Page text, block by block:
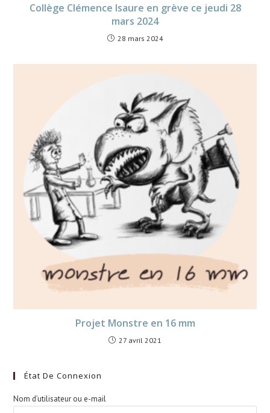
Collège Clémence Isaure en grève ce jeudi 28
mars 2024
28 mars 2024
Projet Monstre en 16 mm
27 avril 2021
État De Connexion
Nom d’utilisateur ou e-mail